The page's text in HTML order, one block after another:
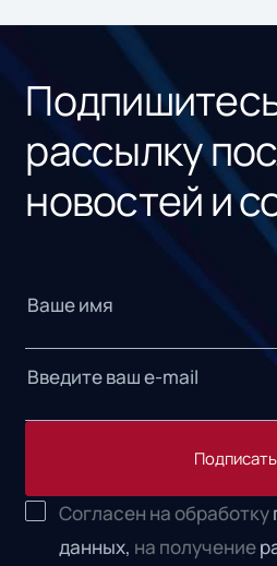
рассылку
новостей и
Согласен на обработку
данных, на получение